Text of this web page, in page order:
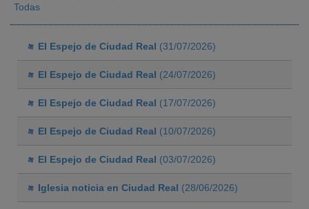
Todas
El Espejo de Ciudad Real (31/07/2026)
El Espejo de Ciudad Real (24/07/2026)
El Espejo de Ciudad Real (17/07/2026)
El Espejo de Ciudad Real (10/07/2026)
El Espejo de Ciudad Real (03/07/2026)
Iglesia noticia en Ciudad Real (28/06/2026)